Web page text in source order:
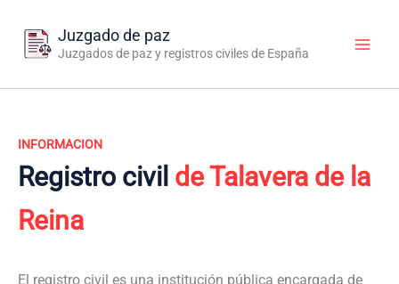
contenido
Juzgado de paz
Juzgados de paz y registros civiles de España
INFORMACION
Registro civil de Talavera de la
Reina
El registro civil es una institución pública encargada de